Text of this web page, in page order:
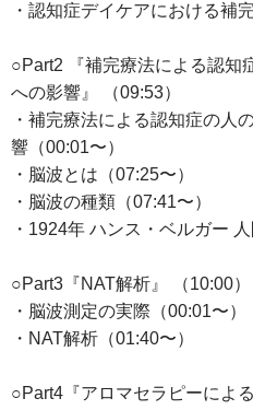
・認知症デイケアにおける補
○Part2 『補完療法による認知
への影響』 （09:53）
・補完療法による認知症の人
響（00:01〜）
・脳波とは（07:25〜）
・脳波の種類（07:41〜）
・1924年 ハンス・ベルガー
○Part3『NAT解析』 （10:00）
・脳波測定の実際（00:01〜）
・NAT解析（01:40〜）
○Part4『アロマセラピーによ